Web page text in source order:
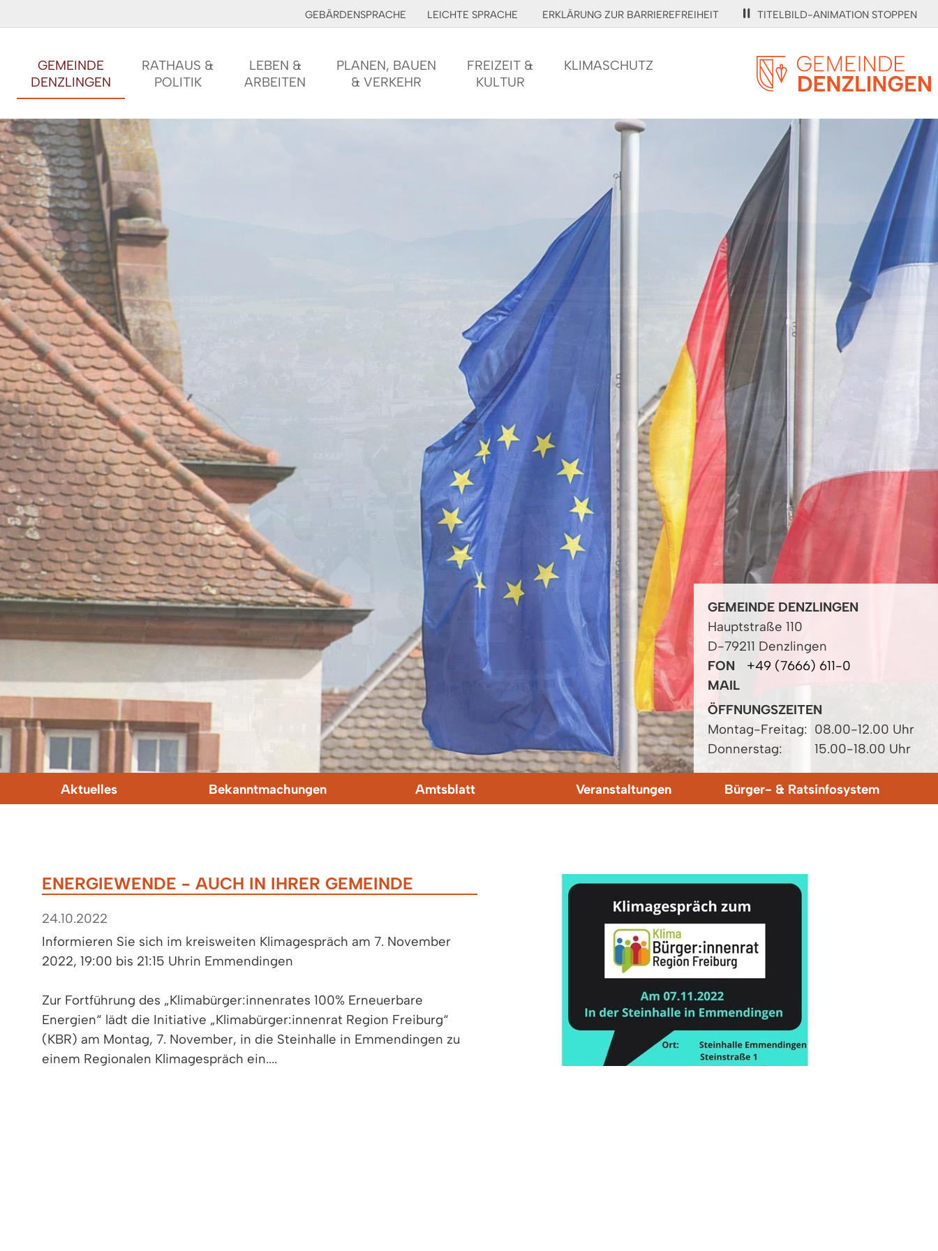
GEBÄRDENSPRACHE LEICHTE SPRACHE ERKLÄRUNG ZUR BARRIEREFREIHEIT TITELBILD-ANIMATION STOPPEN
GEMEINDE
DENZLINGEN
RATHAUS &
POLITIK
LEBEN &
ARBEITEN
PLANEN, BAUEN
& VERKEHR
FREIZEIT &
KULTUR
KLIMASCHUTZ
GEMEINDE DENZLINGEN
Hauptstraße 110
D-79211 Denzlingen
FON
+49 (7666) 611-0
MAIL
ÖFFNUNGSZEITEN
Montag-Freitag: 08.00-12.00 Uhr
Donnerstag:
15.00-18.00 Uhr
Aktuelles Bekanntmachungen Amtsblatt Veranstaltungen Bürger- & Ratsinfosystem
ENERGIEWENDE - AUCH IN IHRER GEMEINDE
24.10.2022
Informieren Sie sich im kreisweiten Klimagespräch am 7. November
2022, 19:00 bis 21:15 Uhrin Emmendingen
Zur Fortführung des „Klimabürger:innenrates 100% Erneuerbare
Energien“ lädt die Initiative „Klimabürger:innenrat Region Freiburg“
(KBR) am Montag, 7. November, in die Steinhalle in Emmendingen zu
einem Regionalen Klimagespräch ein....